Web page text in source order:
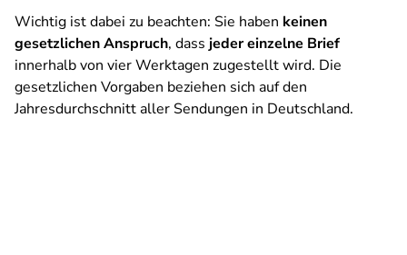
Wichtig ist dabei zu beachten: Sie haben keinen
gesetzlichen Anspruch, dass jeder einzelne Brief
innerhalb von vier Werktagen zugestellt wird. Die
gesetzlichen Vorgaben beziehen sich auf den
Jahresdurchschnitt aller Sendungen in Deutschland.